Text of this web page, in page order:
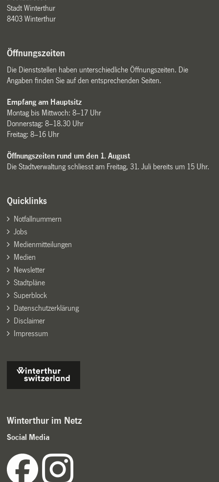
Stadt Winterthur
8403 Winterthur
Öffnungszeiten
Die Dienststellen haben unterschiedliche Öffnungszeiten. Die
Angaben finden Sie auf den entsprechenden Seiten.
Empfang am Hauptsitz
Montag bis Mittwoch: 8–17 Uhr
Donnerstag: 8–18.30 Uhr
Freitag: 8–16 Uhr
Öffnungszeiten rund um den 1. August
Die Stadtverwaltung schliesst am Freitag, 31. Juli bereits um 15 Uhr.
Quicklinks
Notfallnummern
Jobs
Medienmitteilungen
Medien
Newsletter
Stadtpläne
Superblock
Datenschutzerklärung
Disclaimer
Impressum
Winterthur im Netz
Social Media